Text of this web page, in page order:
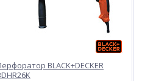
BLACK+DECKER